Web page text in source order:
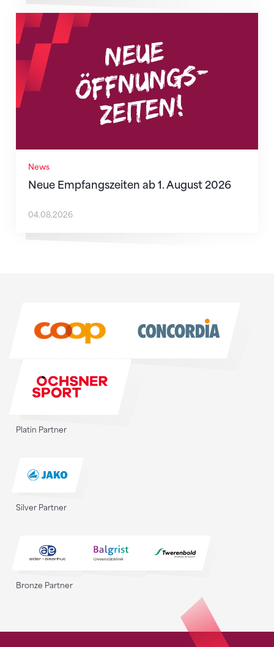
News
Neue Empfangszeiten ab 1. August 2026
Neue Empfangszeiten ab 1. August 2026
04.08.2026
Platin Partner
Silver Partner
Bronze Partner